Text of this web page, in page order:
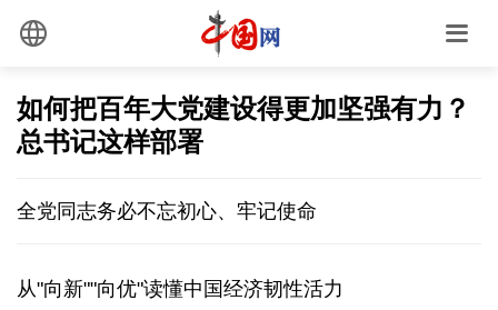
如何把百年大党建设得更加坚强有力？
总书记这样部署
全党同志务必不忘初心、牢记使命
从"向新""向优"读懂中国经济韧性活力